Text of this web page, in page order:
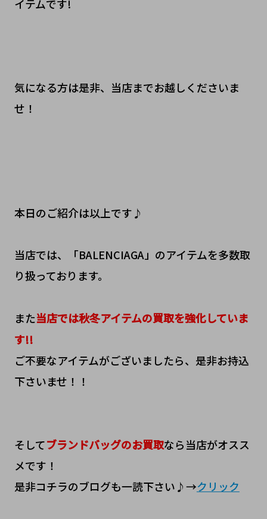
イテムです!
気になる方は是非、当店までお越しくださいま
せ！
本日のご紹介は以上です♪
当店では、「BALENCIAGA」のアイテムを多数取
り扱っております。
また当店では秋冬アイテムの買取を強化していま
す!!
ご不要なアイテムがございましたら、是非お持込
下さいませ！！
そしてブランドバッグのお買取なら当店がオスス
メです！
是非コチラのブログも一読下さい♪→クリック